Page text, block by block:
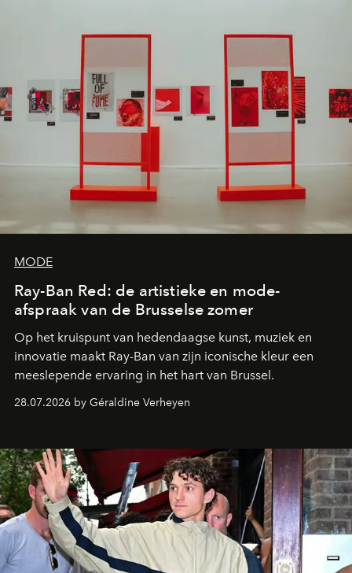
MODE
Ray-Ban Red: de artistieke en mode-
afspraak van de Brusselse zomer
Op het kruispunt van hedendaagse kunst, muziek en
innovatie maakt Ray-Ban van zijn iconische kleur een
meeslepende ervaring in het hart van Brussel.
28.07.2026 by Géraldine Verheyen